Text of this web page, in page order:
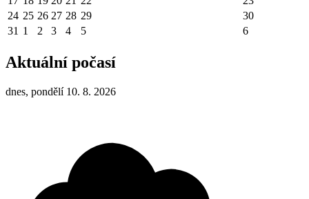
24 25 26 27 28 29
30
31 1 2 3 4 5 6
Aktuální počasí
dnes, pondělí 10. 8. 2026